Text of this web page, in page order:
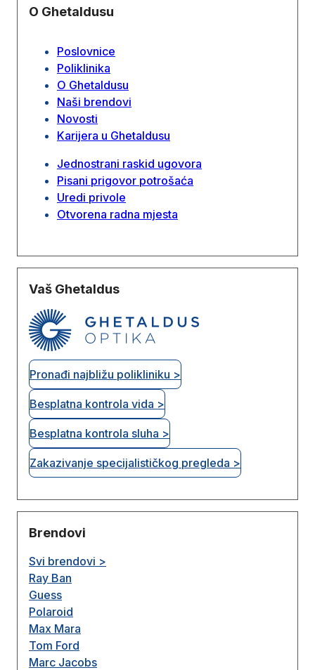
O Ghetaldusu
Poslovnice
Poliklinika
O Ghetaldusu
Naši brendovi
Novosti
Karijera u Ghetaldusu
Jednostrani raskid ugovora
Pisani prigovor potrošaća
Uredi privole
Otvorena radna mjesta
Vaš Ghetaldus
Pronađi najbližu polikliniku >
Besplatna kontrola vida >
Besplatna kontrola sluha >
Zakazivanje specijalističkog pregleda >
Brendovi
Svi brendovi >
Ray Ban
Guess
Polaroid
Max Mara
Tom Ford
Marc Jacobs